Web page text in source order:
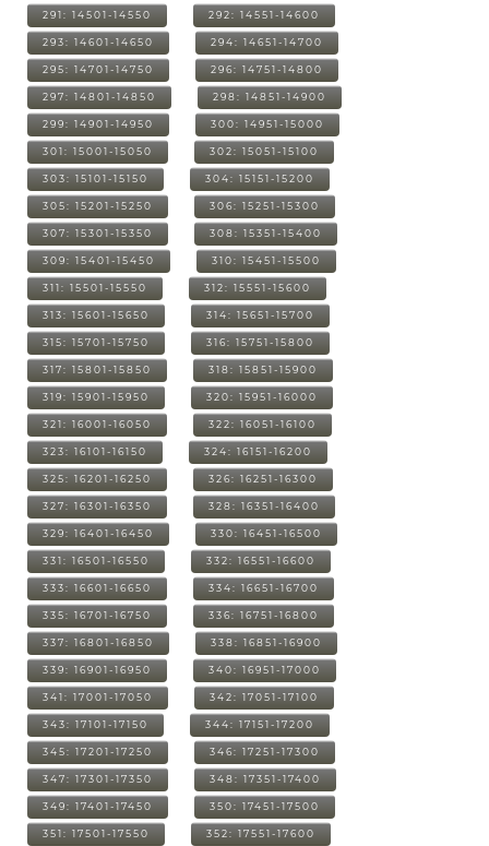
291: 14501-14550 292: 14551-14600
293: 14601-14650 294: 14651-14700
295: 14701-14750 296: 14751-14800
297: 14801-14850 298: 14851-14900
299: 14901-14950 300: 14951-15000
301: 15001-15050 302: 15051-15100
303: 15101-15150 304: 15151-15200
305: 15201-15250 306: 15251-15300
307: 15301-15350 308: 15351-15400
309: 15401-15450 310: 15451-15500
311: 15501-15550 312: 15551-15600
313: 15601-15650 314: 15651-15700
315: 15701-15750 316: 15751-15800
317: 15801-15850 318: 15851-15900
319: 15901-15950 320: 15951-16000
321: 16001-16050 322: 16051-16100
323: 16101-16150 324: 16151-16200
325: 16201-16250 326: 16251-16300
327: 16301-16350 328: 16351-16400
329: 16401-16450 330: 16451-16500
331: 16501-16550 332: 16551-16600
333: 16601-16650 334: 16651-16700
335: 16701-16750 336: 16751-16800
337: 16801-16850 338: 16851-16900
339: 16901-16950 340: 16951-17000
341: 17001-17050 342: 17051-17100
343: 17101-17150 344: 17151-17200
345: 17201-17250 346: 17251-17300
347: 17301-17350 348: 17351-17400
349: 17401-17450 350: 17451-17500
351: 17501-17550 352: 17551-17600